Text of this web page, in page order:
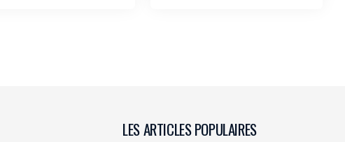
LES ARTICLES POPULAIRES